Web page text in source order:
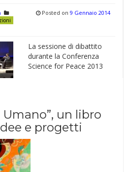
Posted on 9 Gennaio 2014
La sessione di dibattito
durante la Conferenza
Science for Peace 2013
un libro
e progetti